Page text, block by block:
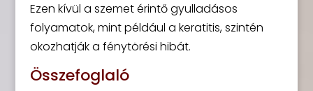
Ezen kívül a szemet érintő gyulladásos
folyamatok, mint például a keratitis, szintén
okozhatják a fénytörési hibát.
Összefoglaló